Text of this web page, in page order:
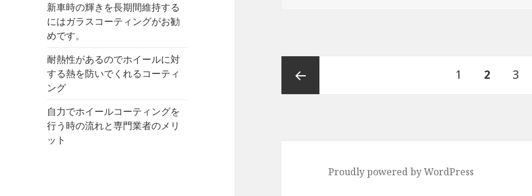
新車時の輝きを長期間維持する
にはガラスコーティングがお勧
めです。
耐熱性があるのでホイールに対
する熱を防いでくれるコーティ
ング
自力でホイールコーティングを
行う時の流れと専門業者のメリ
ット
ペ
1 ペ
2 ペ
3
Proudly powered by WordPress